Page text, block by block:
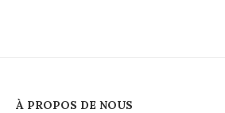
À PROPOS DE NOUS